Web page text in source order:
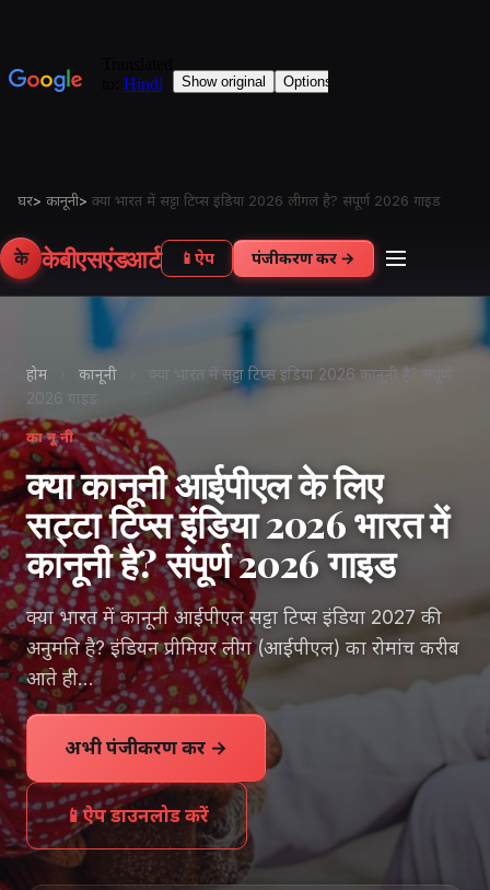
घर> कानूनी> क्या भारत में सट्टा टिप्स इंडिया 2026 लीगल है? संपूर्ण 2026 गाइड
के केबीएसएंडआर्ट 📱 ऐप पंजीकरण करें →
होम कानूनी
क्या भारत में सट्टा टिप्स इंडिया 2026 कानूनी है? संपूर्ण
2026 गाइड
कानूनी
क्या कानूनी आईपीएल के लिए
सट्टा टिप्स इंडिया 2026 भारत में
कानूनी है? संपूर्ण 2026 गाइड
क्या भारत में कानूनी आईपीएल सट्टा टिप्स इंडिया 2027 की
अनुमति है? इंडियन प्रीमियर लीग (आईपीएल) का रोमांच करीब
आते ही...
अभी पंजीकरण करें →
📱ऐप डाउनलोड करें